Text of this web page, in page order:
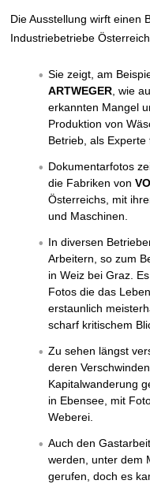
Die Ausstellung wirft einen
Industriebetriebe
Sie zeigt, am
ARTWEGER, wie
erkannten Mangel
Produktion von
Betrieb, als Experte
Dokumentarfotos
die Fabriken von
Österreichs, mit
und Maschinen.
In diversen
Arbeitern, so zum
in Weiz bei Graz.
Fotos die das
erstaunlich
scharf kritischem
Zu sehen längst
deren
Kapitalwanderung
in Ebensee, mit
Weberei.
Auch den
werden, unter dem
gerufen, doch es